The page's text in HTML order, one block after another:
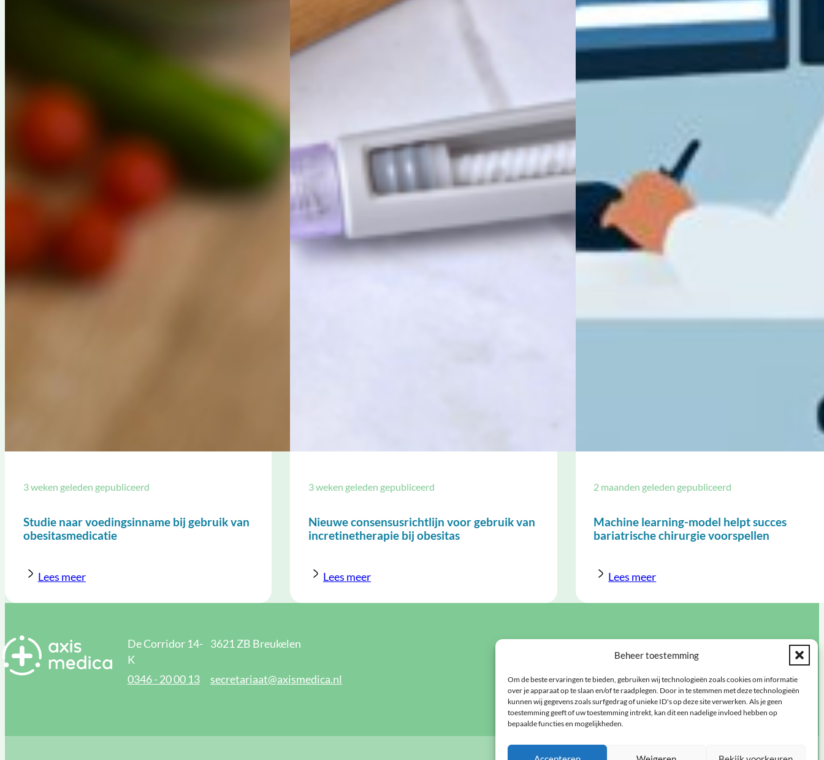
Beheer toestemming
Om de beste ervaringen te bieden, gebruiken wij technologieën zoals cookies om informatie
over je apparaat op te slaan en/of te raadplegen. Door in te stemmen met deze technologieën
kunnen wij gegevens zoals surfgedrag of unieke ID's op deze site verwerken. Als je geen
toestemming geeft of uw toestemming intrekt, kan dit een nadelige invloed hebben op
bepaalde functies en mogelijkheden.
Studie naar voedingsinname bij gebruik van
obesitasmedicatie
3 weken geleden gepubliceerd
Lees meer
Nieuwe consensusrichtlijn voor gebruik van
incretinetherapie bij obesitas
3 weken geleden gepubliceerd
Lees meer
Machine learning-model helpt succes
bariatrische chirurgie voorspellen
2 maanden geleden gepubliceerd
Lees meer
De Corridor 14-
K
3621 ZB Breukelen
0346 - 20 00 13 secretariaat@axismedica.nl
Blijf op de hoogte via de
Meld u hier aan!